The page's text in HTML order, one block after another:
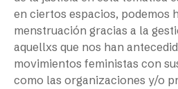
en ciertos espacios, podemos
menstruación gracias a la
aquellxs que nos han
movimientos feministas con
como las organizaciones y/o